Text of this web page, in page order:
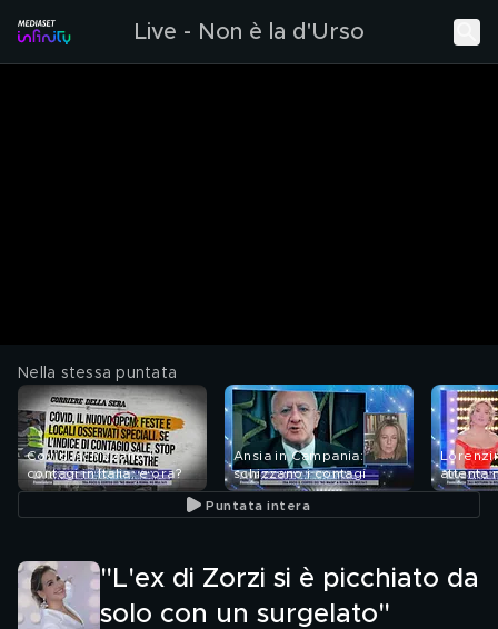
Live - Non è la d'Urso
Nella stessa puntata
Covid, schizzano i
contagi in Italia: e ora?
Ansia in Campania:
schizzano i contagi
attenta
Puntata intera
"L'ex di Zorzi si è picchiato da
solo con un surgelato"